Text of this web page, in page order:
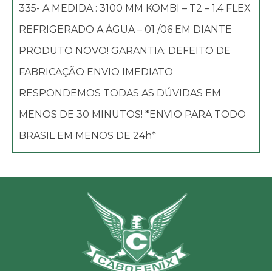
335- A MEDIDA : 3100 MM KOMBI – T2 – 1.4 FLEX
REFRIGERADO A ÁGUA – 01 /06 EM DIANTE
PRODUTO NOVO! GARANTIA: DEFEITO DE
FABRICAÇÃO ENVIO IMEDIATO
RESPONDEMOS TODAS AS DÚVIDAS EM
MENOS DE 30 MINUTOS! *ENVIO PARA TODO
BRASIL EM MENOS DE 24h*